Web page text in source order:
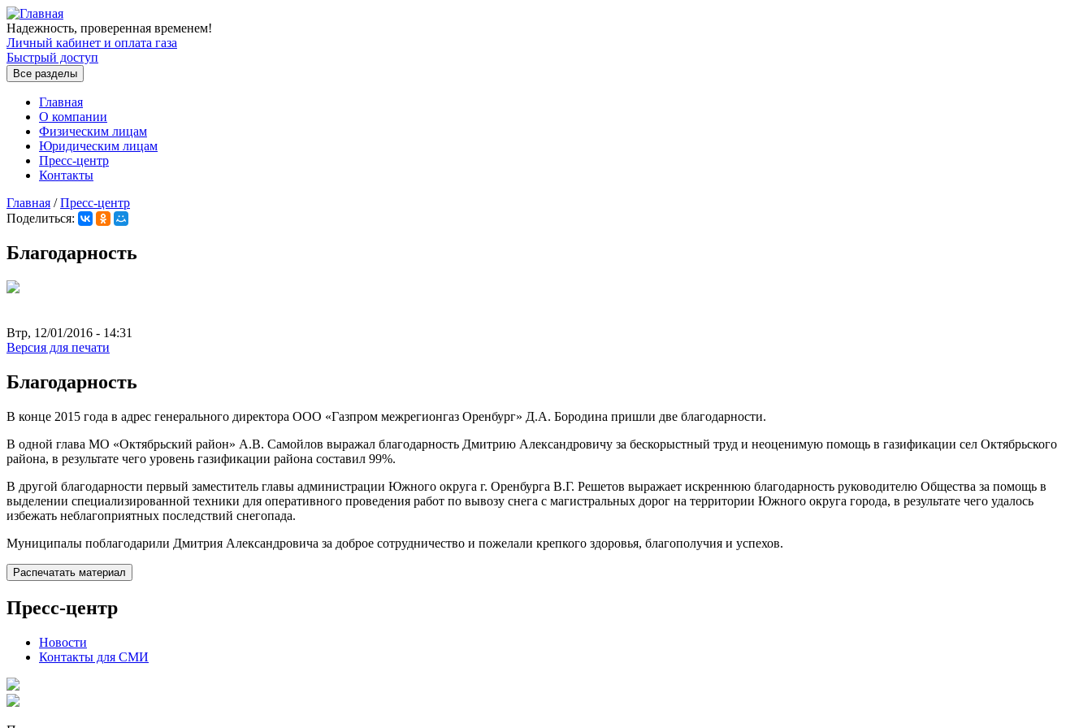
Перейти к основному содержанию
Надежность, проверенная временем!
Личный кабинет и оплата газа
Быстрый доступ
Все разделы
Главная
О компании
Физическим лицам
Юридическим лицам
Пресс-центр
Контакты
Вы здесь
Главная / Пресс-центр
Поделиться:
Благодарность
Втр, 12/01/2016 - 14:31
Версия для печати
Благодарность
В конце 2015 года в адрес генерального директора ООО «Газпром межрегионгаз Оренбург» Д.А. Бородина пришли две благодарности.
В одной глава МО «Октябрьский район» А.В. Самойлов выражал благодарность Дмитрию Александровичу за бескорыстный труд и неоценимую помощь в газификации сел Октябрьского
района, в результате чего уровень газификации района составил 99%.
В другой благодарности первый заместитель главы администрации Южного округа г. Оренбурга В.Г. Решетов выражает искреннюю благодарность руководителю Общества за помощь в
выделении специализированной техники для оперативного проведения работ по вывозу снега с магистральных дорог на территории Южного округа города, в результате чего удалось
избежать неблагоприятных последствий снегопада.
Муниципалы поблагодарили Дмитрия Александровича за доброе сотрудничество и пожелали крепкого здоровья, благополучия и успехов.
Распечатать материал
Пресс-центр
Новости
Контакты для СМИ